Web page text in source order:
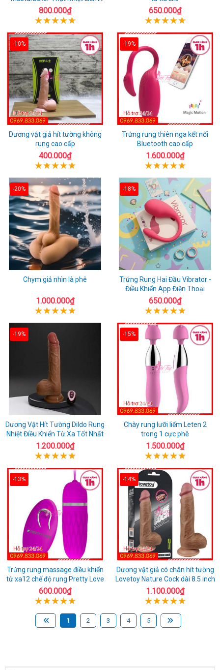
Rung
800.000₫ 650.000₫
-10%
Dương vật giả hít tường không
rung cao cấp
400.000₫
-19%
Trứng rung thiên nga kết nối
Bluetooth cao cấp
1.600.000₫
-20%
Chym giả nhìn là phê
1.000.000₫
-18%
Trứng Rung Hai Đầu Vibrator -
Điều Khiển App Điện Thoại
650.000₫
-19%
Dương Vật Hít Tường Dildo Rung
Nhiệt Điều Khiển Từ Xa Tốt Nhất
1.200.000₫
-15%
Chày rung lưỡi liếm Leten 2
trong 1 cực phê
1.500.000₫
-13%
Trứng rung massage điều khiển
từ xa12 chế độ rung Pretty Love
600.000₫
-14%
Dương vật giả có chân hít tường
Lovetoy Nature Cock dài 8.5 inch
1.100.000₫
1 2 3 4 5